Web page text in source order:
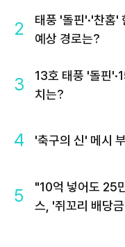
2
태풍 '돌핀'·'찬홈'
예상 경로는?
3
13호 태풍 '돌핀
치는?
4 '축구의 신' 메시
5
"10억 넣어도 25
스, '쥐꼬리 배당